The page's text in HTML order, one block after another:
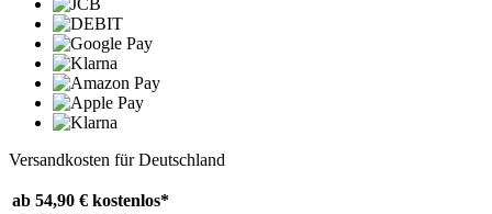
Versandkosten für Deutschland
ab 54,90 € kostenlos*